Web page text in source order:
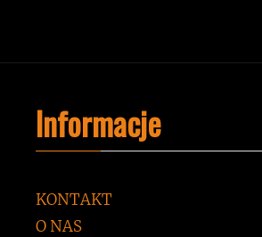
Informacje
KONTAKT
O NAS